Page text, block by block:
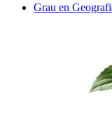
Grau en